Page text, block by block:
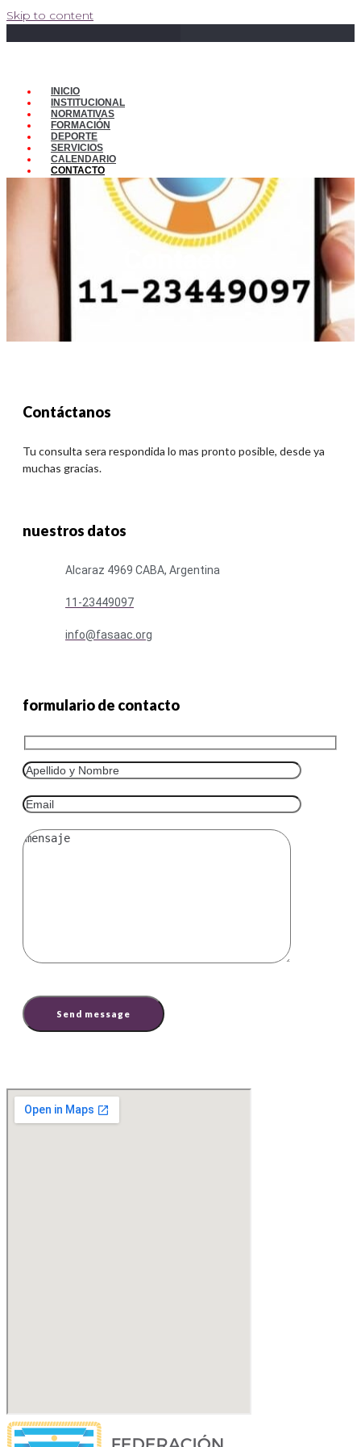
Skip to content
INICIO
INSTITUCIONAL
NORMATIVAS
FORMACIÓN
DEPORTE
SERVICIOS
CALENDARIO
CONTACTO
Contacto
Contáctanos
Tu consulta sera respondida lo mas pronto posible, desde ya
muchas gracias.
nuestros datos
Alcaraz 4969 CABA, Argentina
11-23449097
info@fasaac.org
formulario de contacto